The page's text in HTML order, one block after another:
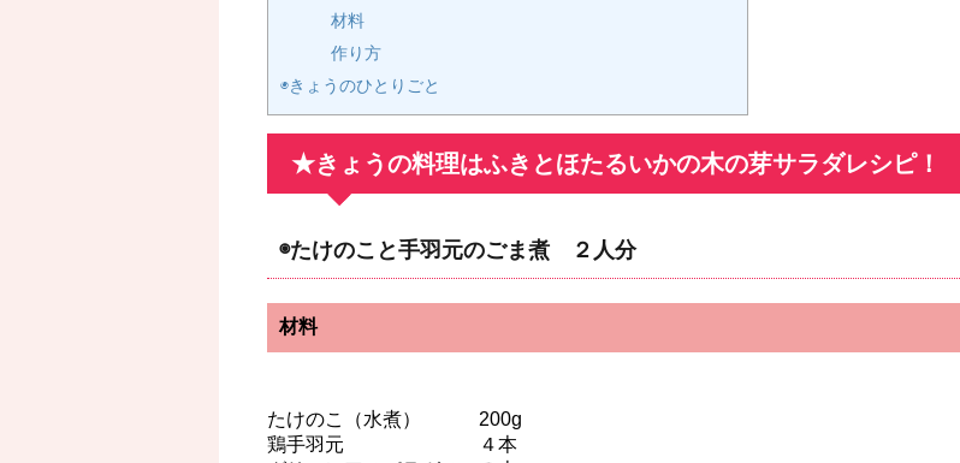
材料
作り方
◉きょうのひとりごと
★きょうの料理はふきとほたるいかの木の芽サラダレシピ！
◉たけのこと手羽元のごま煮 ２人分
材料
たけのこ（水煮） 200g
鶏手羽元 ４本